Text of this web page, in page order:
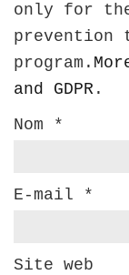
only for the
prevention
program.
and GDPR .
Nom *
E-mail *
Site web